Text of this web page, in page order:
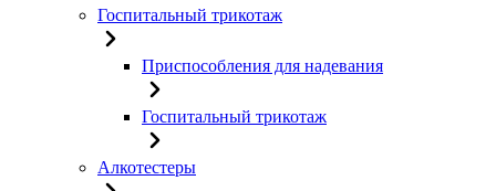
Госпитальный трикотаж
Приспособления для надевания
Госпитальный трикотаж
Алкотестеры